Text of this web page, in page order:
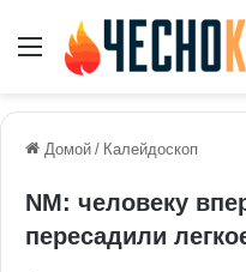
Меню
Домой / Калейдоскоп
NM: человеку
пересадили